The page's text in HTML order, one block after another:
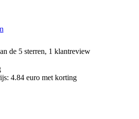
de 5 sterren, 1 klantreview
4.84 euro met korting